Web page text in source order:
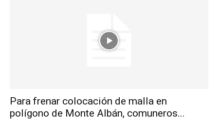
Para frenar colocación de malla en
polígono de Monte Albán, comuneros...